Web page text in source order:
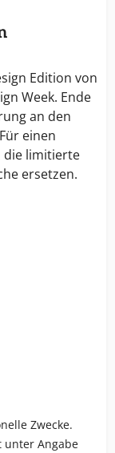
Edition von
Week. Ende
an den
einen
die limitierte
ersetzen.
Zwecke.
unter Angabe